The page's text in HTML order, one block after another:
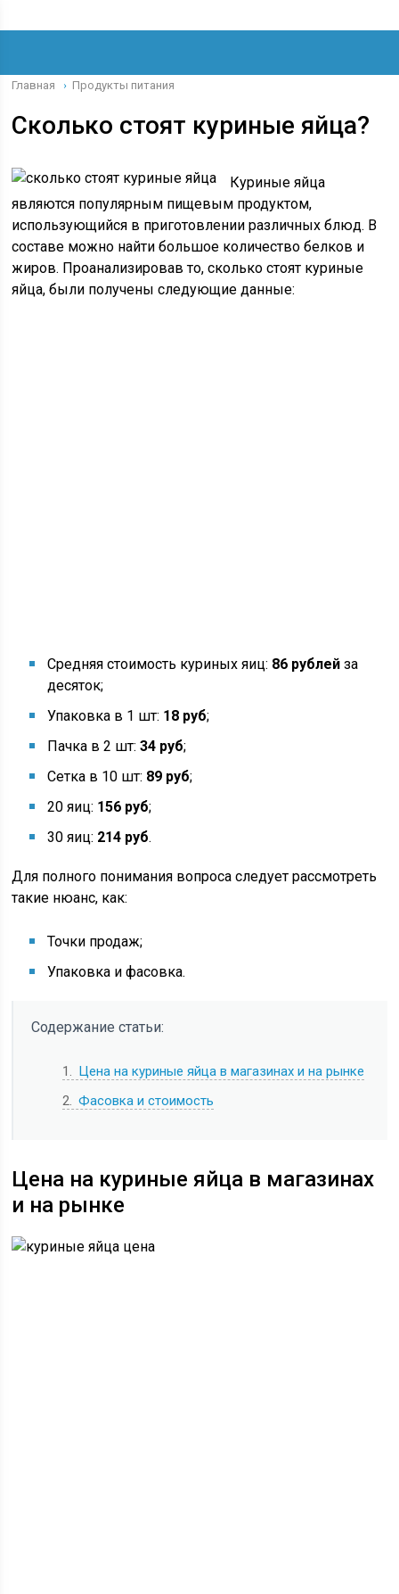
Главная › Продукты питания
Сколько стоят куриные яйца?
Куриные яйца
являются популярным пищевым продуктом,
использующийся в приготовлении различных блюд. В
составе можно найти большое количество белков и
жиров. Проанализировав то, сколько стоят куриные
яйца, были получены следующие данные:
Средняя стоимость куриных яиц: 86 рублей за
десяток;
Упаковка в 1 шт: 18 руб;
Пачка в 2 шт:34 руб;
Сетка в 10 шт: 89 руб;
20 яиц: 156 руб;
30 яиц: 214 руб.
Для полного понимания вопроса следует рассмотреть
такие нюанс, как:
Точки продаж;
Упаковка и фасовка.
Содержание статьи:
1
Цена на куриные яйца в магазинах и на рынке
2 Фасовка и стоимость
Цена на куриные яйца в магазинах
и на рынке